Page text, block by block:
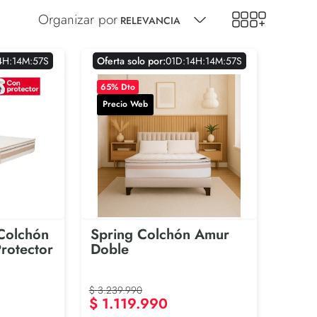
RELEVANCIA
H:14M:56S Oferta solo por:01D:14H:14M:56S
65% Dto
Precio Web
Spring Colchón Amur
Doble
$ 3.239.990
$ 1.119.990